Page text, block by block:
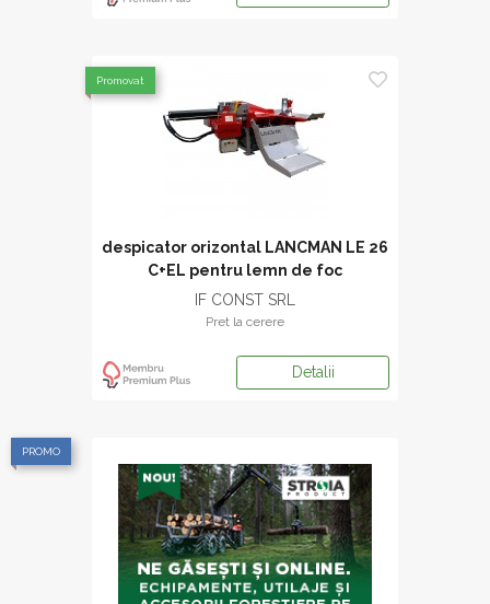
despicator orizontal LANCMAN LE 26
C+EL pentru lemn de foc
IF CONST SRL
Pret la cerere
Detalii
Promovat
PROMO